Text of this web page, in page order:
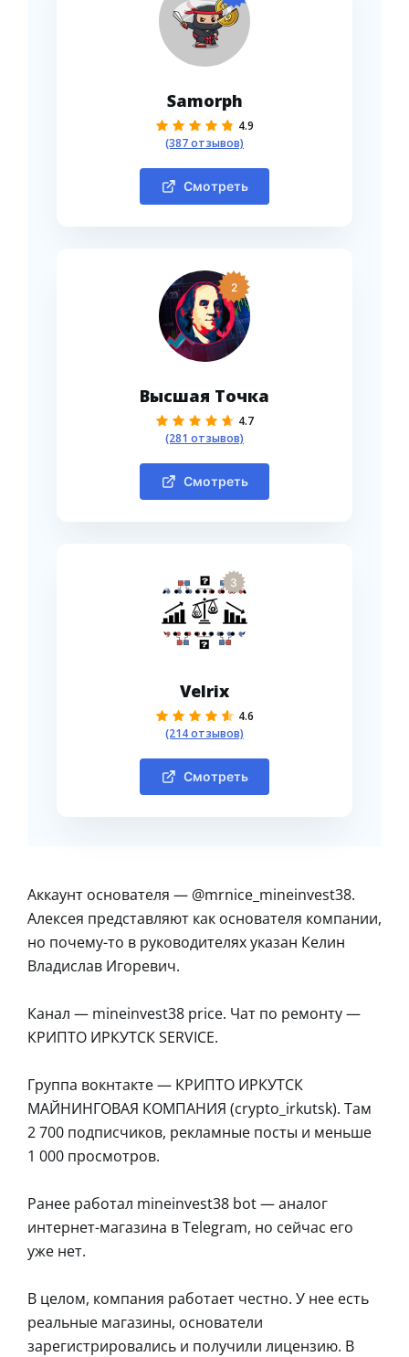
Samorph
4.9
(387 отзывов)
Смотреть
2
Высшая Точка
4.7
(281 отзывов)
Смотреть
3
Velrix
4.6
(214 отзывов)
Смотреть
Аккаунт основателя — @mrnice_mineinvest38.
Алексея представляют как основателя компании,
но почему-то в руководителях указан Келин
Владислав Игоревич.
Канал — mineinvest38 price. Чат по ремонту —
КРИПТО ИРКУТСК SERVICE.
Группа вокнтакте — КРИПТО ИРКУТСК
МАЙНИНГОВАЯ КОМПАНИЯ (crypto_irkutsk). Там
2 700 подписчиков, рекламные посты и меньше
1 000 просмотров.
Ранее работал mineinvest38 bot — аналог
интернет-магазина в Telegram, но сейчас его
уже нет.
В целом, компания работает честно. У нее есть
реальные магазины, основатели
зарегистрировались и получили лицензию. В